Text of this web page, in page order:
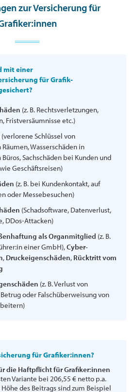
zur Versicherung für
mit einer
für Grafik-
(z. B. Rechtsverletzungen,
Fristversäumnisse etc.)
(verlorene Schlüssel von
Wasserschäden in
Sachschäden bei Kunden und
Geschäftsreisen)
(z. B. bei Kundenkontakt, auf
oder Messebesuchen)
(Schadsoftware, Datenverlust,
DDos-Attacken)
als Organmitglied (z. B.
einer GmbH),Cyber-
, Druckeigenschäden, Rücktritt vom
(z. B. Verlust von
oder Falschüberweisung von
für Grafiker:innen?
die Haftpflicht für Grafiker:innen
Variante bei 206,55 € netto p.a.
des Beitrags sind zum Beispiel